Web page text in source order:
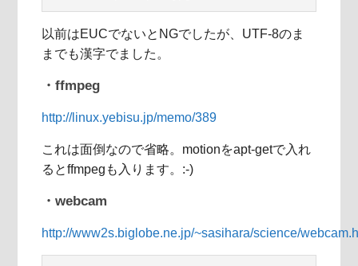
以前はEUCでないとNGでしたが、UTF-8のま
までも漢字でました。
・ffmpeg
http://linux.yebisu.jp/memo/389
これは面倒なので省略。motionをapt-getで入れ
るとffmpegも入ります。:-)
・webcam
http://www2s.biglobe.ne.jp/~sasihara/science/